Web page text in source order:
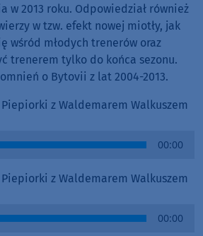
w 2013 roku. Odpowiedział również
w tzw. efekt nowej miotły, jak
wśród młodych trenerów oraz
trenerem tylko do końca sezonu.
o Bytovii z lat 2004-2013.
z Waldemarem Walkuszem
00:00
z Waldemarem Walkuszem
00:00